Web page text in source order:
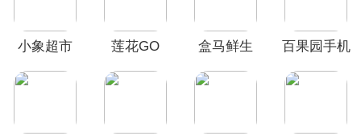
小象超市
莲花GO
盒马鲜生
百果园手机